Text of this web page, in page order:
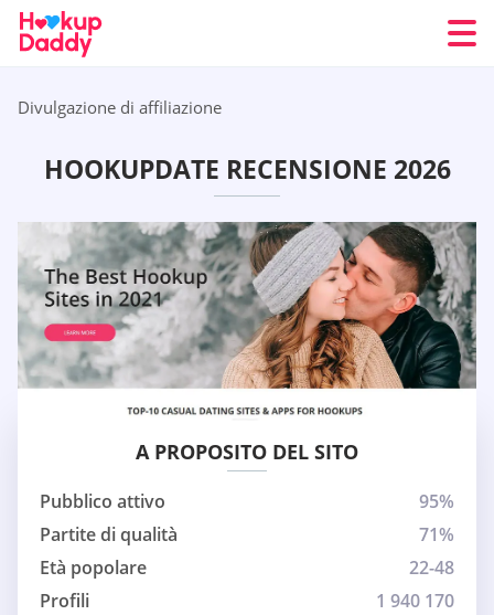
Divulgazione di affiliazione
HOOKUPDATE RECENSIONE 2026
A PROPOSITO DEL SITO
Pubblico attivo
95%
Partite di qualità
71%
Età popolare
22-48
Profili
1 940 170